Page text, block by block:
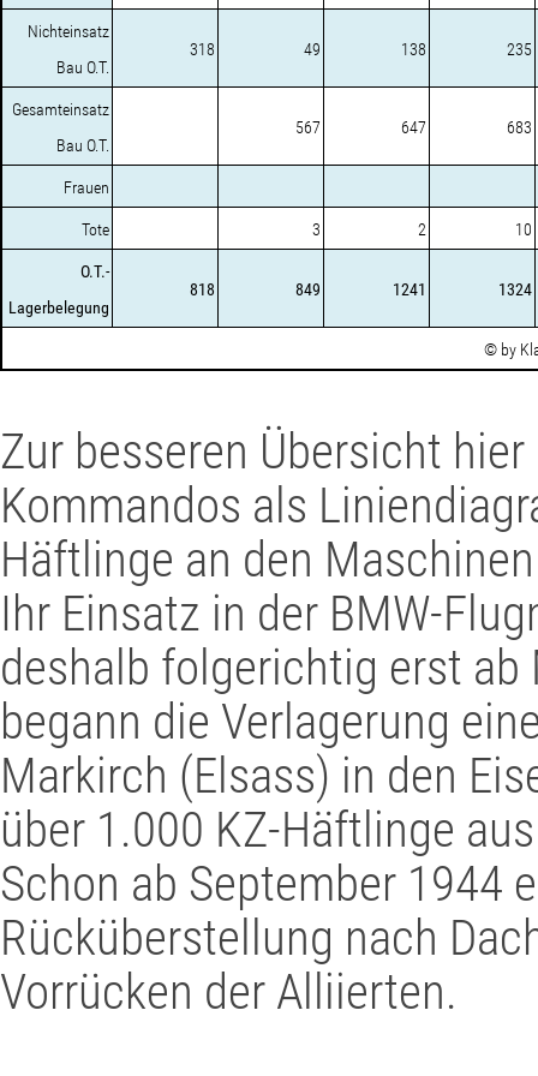
Nichteinsatz
Bau O.T.
318 49 138 235
Gesamteinsatz
Bau O.T.
567 647 683
Frauen
Tote 3 2 10
O.T.-
Lagerbelegung
818 849 1241 1324
© by
Zur besseren Übersicht
Kommandos als
Häftlinge an den
Ihr Einsatz in der BMW-
deshalb folgerichtig erst
begann die Verlagerung
Markirch (Elsass) in den
über 1.000 KZ-Häftlinge
Schon ab September 1944
Rücküberstellung nach
Vorrücken der Alliierten.